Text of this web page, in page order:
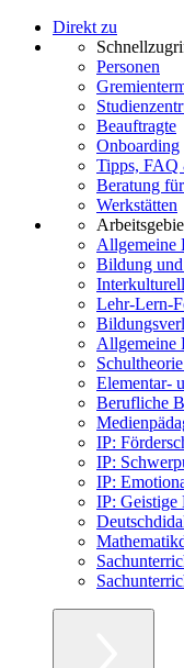
Direkt zu
Personen
Beauftragte
Onboarding
Tipps, FAQ
Beratung
Werkstätten
Allgemeine
Bildung
Lehr-Lern-
Allgemeine
Elementar-
Berufliche
IP:
IP:
IP:
IP: Geistige